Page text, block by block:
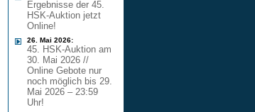
Ergebnisse der 45.
HSK-Auktion jetzt
Online!
26. Mai 2026:
45. HSK-Auktion am
30. Mai 2026 //
Online Gebote nur
noch möglich bis 29.
Mai 2026 – 23:59
Uhr!